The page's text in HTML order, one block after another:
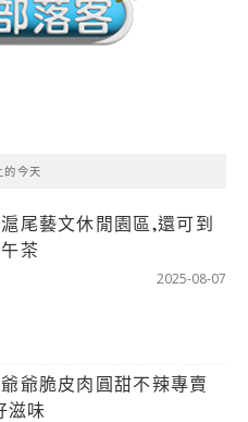
的今天
尾藝文休閒園區,還可到
茶
2025-08-07
爺脆皮肉圓甜不辣專賣
滋味